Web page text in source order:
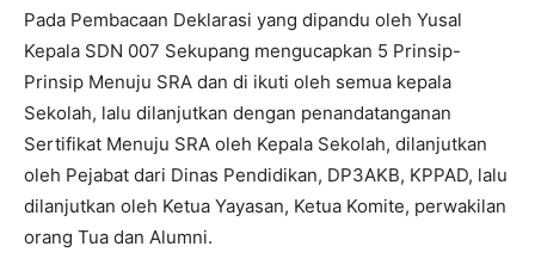
Pada Pembacaan Deklarasi yang dipandu oleh Yusal
Kepala SDN 007 Sekupang mengucapkan 5 Prinsip-
Prinsip Menuju SRA dan di ikuti oleh semua kepala
Sekolah, lalu dilanjutkan dengan penandatanganan
Sertifikat Menuju SRA oleh Kepala Sekolah, dilanjutkan
oleh Pejabat dari Dinas Pendidikan, DP3AKB, KPPAD, lalu
dilanjutkan oleh Ketua Yayasan, Ketua Komite, perwakilan
orang Tua dan Alumni.